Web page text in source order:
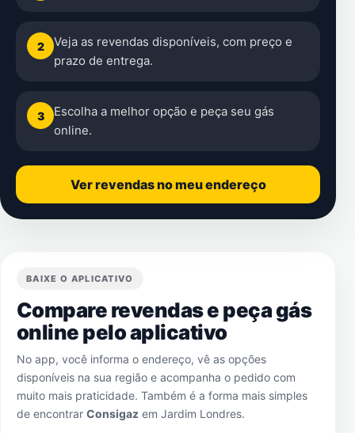
2
Veja as revendas disponíveis, com preço e
prazo de entrega.
3
Escolha a melhor opção e peça seu gás
online.
Ver revendas no meu endereço
BAIXE O APLICATIVO
Compare revendas e peça gás
online pelo aplicativo
No app, você informa o endereço, vê as opções
disponíveis na sua região e acompanha o pedido com
muito mais praticidade. Também é a forma mais simples
de encontrar Consigaz em Jardim Londres.